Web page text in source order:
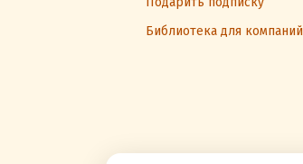
Библиотека для компаний